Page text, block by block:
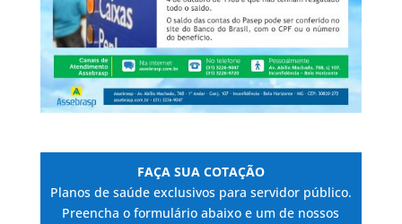
FAÇA SUA COTAÇÃO
Planos de saúde exclusivos para servidor público.
Preencha o formulário abaixo e um de nossos